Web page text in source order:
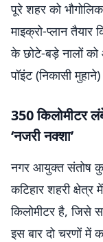
पूरे शहर को
माइक्रो-प्लान
के छोटे-बड़े नालों
पॉइंट (निकासी
350 किलोमीटर
‘नजरी नक्शा’
नगर आयुक्त संतोष
कटिहार शहरी
किलोमीटर है, जिसे
इस बार दो चरणों में